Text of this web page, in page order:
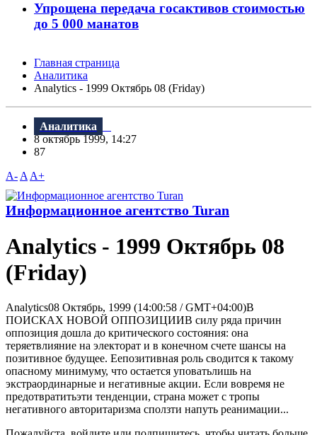
Упрощена передача госактивов стоимостью
до 5 000 манатов
Главная страница
Аналитика
Analytics - 1999 Октябрь 08 (Friday)
Аналитика
8 октябрь 1999, 14:27
87
A- A A+
Информационное агентство Turan
Analytics - 1999 Октябрь 08
(Friday)
Analytics08 Октябрь, 1999 (14:00:58 / GMT+04:00)В
ПОИСКАХ НОВОЙ ОППОЗИЦИИВ силу ряда причин
оппозиция дошла до критического состояния: она
теряетвлияние на электорат и в конечном счете шансы на
позитивное будущее. Еепозитивная роль сводится к такому
опасному минимуму, что остается уповатьлишь на
экстраординарные и негативные акции. Если вовремя не
предотвратитьэти тенденции, страна может с тропы
негативного авторитаризма сползти напуть реанимации...